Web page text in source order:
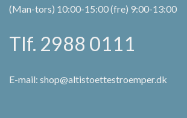
(Man-tors) 10:00-15:00 (fre) 9:00-13:00
Tlf. 2988 0111
E-mail: shop@altistoettestroemper.dk